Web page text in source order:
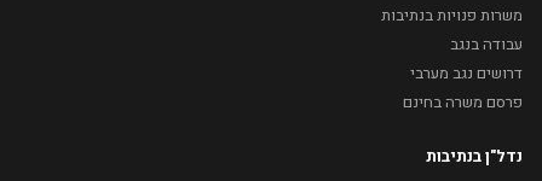
משרות פנויות בנתיבות
עבודה בנגב
דרושים נגב מערבי
פרסם משרה בחינם
נדל"ן בנתיבות